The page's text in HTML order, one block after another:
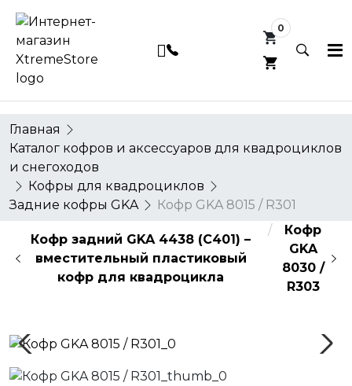
0
0
Главная
Каталог кофров и аксессуаров для квадроциклов
и снегоходов
Кофры для квадроциклов
Задние кофры GKA
Кофр GKA 8015 / R301
Кофр задний GKA 4438 (C401) –
вместительный пластиковый
кофр для квадроцикла
Кофр
GKA
8030 /
R303